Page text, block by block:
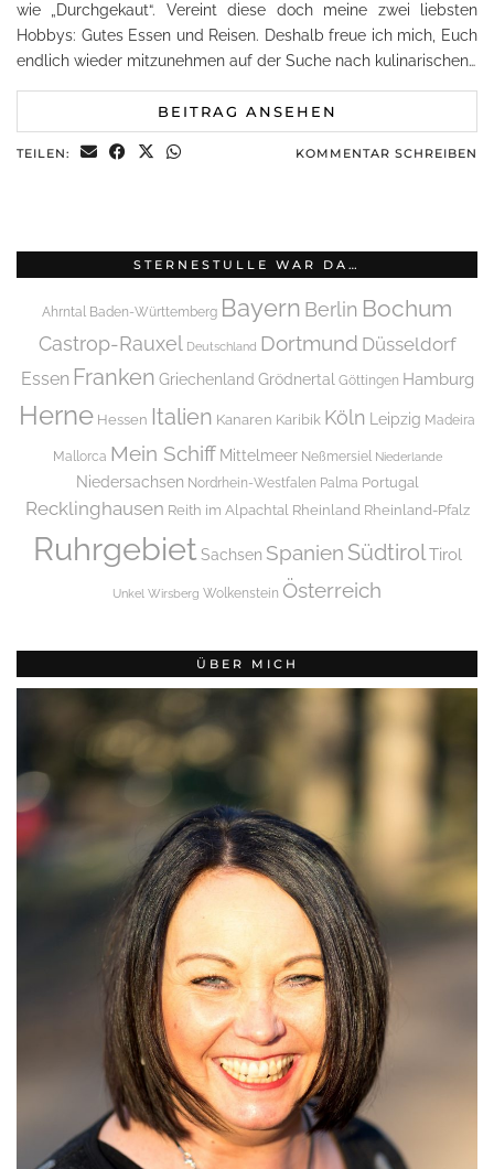
wie „Durchgekaut“. Vereint diese doch meine zwei liebsten
Hobbys: Gutes Essen und Reisen. Deshalb freue ich mich, Euch
endlich wieder mitzunehmen auf der Suche nach kulinarischen…
BEITRAG ANSEHEN
TEILEN: KOMMENTAR SCHREIBEN
STERNESTULLE WAR DA…
Ahrntal Baden-Württemberg Bayern Berlin Bochum
Castrop-Rauxel Deutschland Dortmund Düsseldorf
Essen Franken Griechenland Grödnertal Göttingen Hamburg
Herne Hessen Italien Kanaren Karibik Köln Leipzig Madeira
Mallorca Mein Schiff Mittelmeer Neßmersiel Niederlande
Niedersachsen Nordrhein-Westfalen Palma Portugal
Recklinghausen Reith im Alpachtal Rheinland Rheinland-Pfalz
Ruhrgebiet Sachsen Spanien SüdtirolTirol
Unkel Wirsberg Wolkenstein Österreich
ÜBER MICH